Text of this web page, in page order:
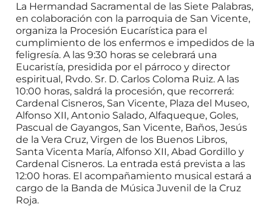
La Hermandad Sacramental de las Siete Palabras,
en colaboración con la parroquia de San Vicente,
organiza la Procesión Eucarística para el
cumplimiento de los enfermos e impedidos de la
feligresía. A las 9:30 horas se celebrará una
Eucaristía, presidida por el párroco y director
espiritual, Rvdo. Sr. D. Carlos Coloma Ruiz. A las
10:00 horas, saldrá la procesión, que recorrerá:
Cardenal Cisneros, San Vicente, Plaza del Museo,
Alfonso XII, Antonio Salado, Alfaqueque, Goles,
Pascual de Gayangos, San Vicente, Baños, Jesús
de la Vera Cruz, Virgen de los Buenos Libros,
Santa Vicenta María, Alfonso XII, Abad Gordillo y
Cardenal Cisneros. La entrada está prevista a las
12:00 horas. El acompañamiento musical estará a
cargo de la Banda de Música Juvenil de la Cruz
Roja.